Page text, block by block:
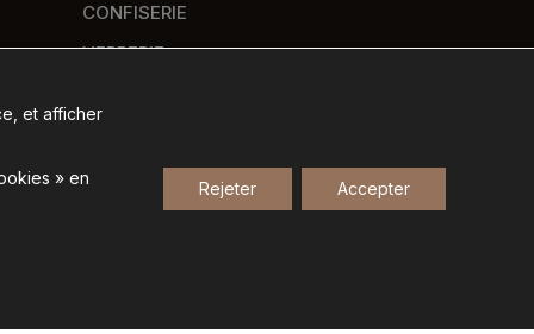
CONFISERIE
VERRERIE
et afficher
» en
Accepter
Rejeter